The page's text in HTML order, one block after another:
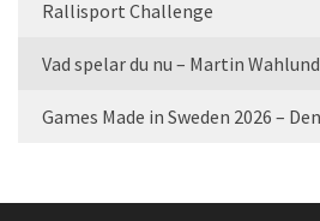
Rallisport Challenge
Vad spelar du nu – Martin Wahlund